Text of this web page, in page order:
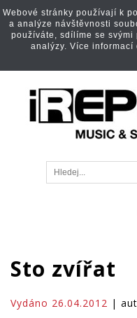
Sto zvířat
Vydáno 26.04.2012 |
Webové stránky používají k
a analýze návštěvnosti
používáte, sdílíme se
analýzy. Více